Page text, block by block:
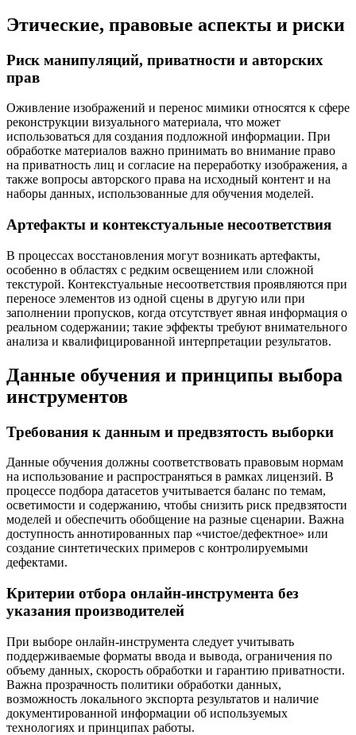
Этические, правовые аспекты и риски
Риск манипуляций, приватности и авторских
прав
Оживление изображений и перенос мимики относятся к сфере
реконструкции визуального материала, что может
использоваться для создания подложной информации. При
обработке материалов важно принимать во внимание право
на приватность лиц и согласие на переработку изображения, а
также вопросы авторского права на исходный контент и на
наборы данных, использованные для обучения моделей.
Артефакты и контекстуальные несоответствия
В процессах восстановления могут возникать артефакты,
особенно в областях с редким освещением или сложной
текстурой. Контекстуальные несоответствия проявляются при
переносе элементов из одной сцены в другую или при
заполнении пропусков, когда отсутствует явная информация о
реальном содержании; такие эффекты требуют внимательного
анализа и квалифицированной интерпретации результатов.
Данные обучения и принципы выбора
инструментов
Требования к данным и предвзятость выборки
Данные обучения должны соответствовать правовым нормам
на использование и распространяться в рамках лицензий. В
процессе подбора датасетов учитывается баланс по темам,
осветимости и содержанию, чтобы снизить риск предвзятости
моделей и обеспечить обобщение на разные сценарии. Важна
доступность аннотированных пар «чистое/дефектное» или
создание синтетических примеров с контролируемыми
дефектами.
Критерии отбора онлайн-инструмента без
указания производителей
При выборе онлайн-инструмента следует учитывать
поддерживаемые форматы ввода и вывода, ограничения по
объему данных, скорость обработки и гарантию приватности.
Важна прозрачность политики обработки данных,
возможность локального экспорта результатов и наличие
документированной информации об используемых
технологиях и принципах работы.